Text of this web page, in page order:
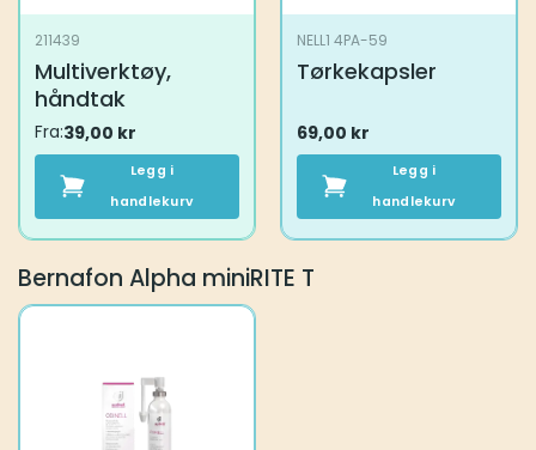
211439
Multiverktøy,
håndtak
Fra:39,00 kr
Legg i
handlekurv
NELL1 4PA-59
Tørkekapsler
69,00 kr
Legg i
handlekurv
Bernafon Alpha miniRITE T